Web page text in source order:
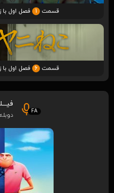
قسمت 1 فصل اول
قسمت 6 فصل اول
FA